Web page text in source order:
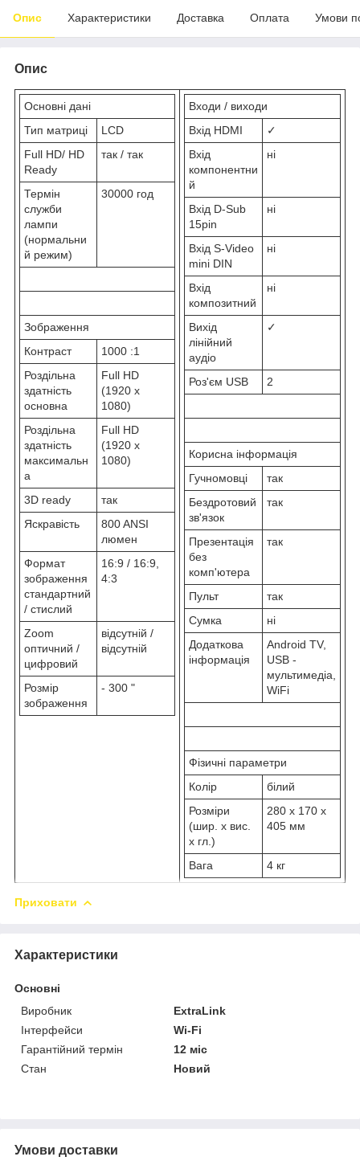
Опис Характеристики Доставка Оплата Умови
Опис
Основні дані
Тип матриці
LCD
Full HD/ HD
Ready
так / так
Термін
служби
лампи
(нормальни
й режим)
30000 год
Зображення
Контраст
1000 :1
Роздільна
здатність
основна
Full HD
(1920 x
1080)
Роздільна
здатність
максимальн
а
Full HD
(1920 x
1080)
3D ready
так
Яскравість
800 ANSI
люмен
Формат
зображення
стандартний
/ стислий
16:9 / 16:9,
4:3
Zoom
оптичний /
цифровий
відсутній /
відсутній
Розмір
зображення
- 300 "
Входи / виходи
Вхід HDMI
✓
Вхід
компонентни
й
ні
Вхід D-Sub
15pin
ні
Вхід S-Video
mini DIN
ні
Вхід
композитний
ні
Вихід
лінійний
аудіо
✓
Роз'єм USB 2
Корисна інформація
Гучномовці
так
Бездротовий
зв'язок
так
Презентація
без
комп'ютера
так
Пульт
так
Сумка
ні
Додаткова
інформація
Android TV,
USB -
мультимедіа,
WiFi
Фізичні параметри
Колір
білий
Розміри
(шир. x вис.
x гл.)
280 x 170 x
405 мм
Вага 4 кг
Приховати
Характеристики
Основні
Виробник
ExtraLink
Інтерфейси
Wi-Fi
Гарантійний термін
12 міс
Стан
Новий
Умови доставки